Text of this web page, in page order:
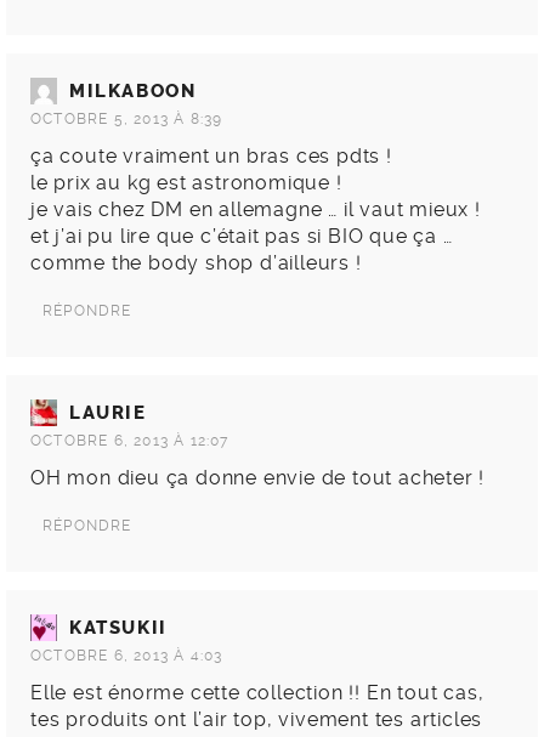
MILKABOON
OCTOBRE 5, 2013 À 8:39
ça coute vraiment un bras ces pdts !
le prix au kg est astronomique !
je vais chez DM en allemagne … il vaut mieux !
et j’ai pu lire que c’était pas si BIO que ça …
comme the body shop d’ailleurs !
RÉPONDRE
LAURIE
OCTOBRE 6, 2013 À 12:07
OH mon dieu ça donne envie de tout acheter !
RÉPONDRE
KATSUKII
OCTOBRE 6, 2013 À 4:03
Elle est énorme cette collection !! En tout cas,
tes produits ont l’air top, vivement tes articles